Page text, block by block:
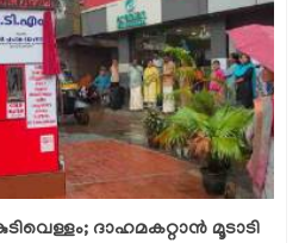
ദാഹമകറ്റാന്‍ മൂടാടി